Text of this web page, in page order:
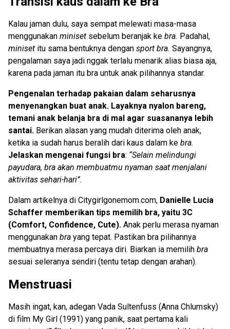
Kalau jaman dulu, saya sempat melewati masa-masa
menggunakan miniset sebelum beranjak ke bra. Padahal,
miniset itu sama bentuknya dengan sport bra. Sayangnya,
pengalaman saya jadi nggak terlalu menarik alias biasa aja,
karena pada jaman itu bra untuk anak pilihannya standar.
Pengenalan terhadap pakaian dalam seharusnya
menyenangkan buat anak. Layaknya nyalon bareng,
temani anak belanja bra di mal agar suasananya lebih
santai. Berikan alasan yang mudah diterima oleh anak,
ketika ia sudah harus beralih dari kaus dalam ke bra.
Jelaskan mengenai fungsi bra: “Selain melindungi
payudara, bra akan membuatmu nyaman saat menjalani
aktivitas sehari-hari”.
Dalam artikelnya di Citygirlgonemom.com, Danielle Lucia
Schaffer memberikan tips memilih bra, yaitu 3C
(Comfort, Confidence, Cute). Anak perlu merasa nyaman
menggunakan bra yang tepat. Pastikan bra pilihannya
membuatnya merasa percaya diri. Biarkan ia memilih bra
sesuai seleranya sendiri (tentu tetap dengan arahan).
Menstruasi
Masih ingat, kan, adegan Vada Sultenfuss (Anna Chlumsky)
di film My Girl (1991) yang panik, saat pertama kali